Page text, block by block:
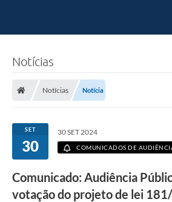
Notícias
Notícias Notícia
SET
30
30 SET 2024
COMUNICADOS DE
Comunicado: Audiência
votação do projeto de lei